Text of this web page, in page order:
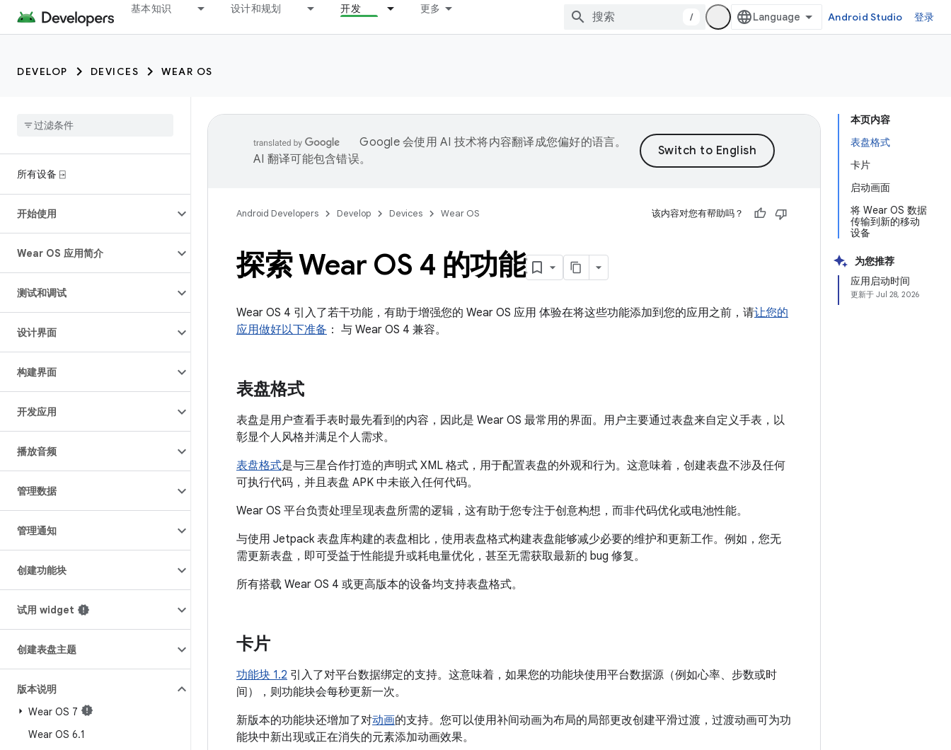
基本知识 设计和规划 开发 更多
/ Android Studio 登录
DEVELOP DEVICES WEAR OS
所有设备 ⍈
开始使用
Wear OS 应用简介
测试和调试
设计界面
构建界面
开发应用
播放音频
管理数据
管理通知
创建功能块
试用 widget
创建表盘主题
版本说明
Wear OS 7
Wear OS 6.1
本页内容
表盘格式
卡片
启动画面
将 Wear OS 数据
传输到新的移动
设备
为您推荐
应用启动时间
更新于 Jul 28, 2026
Google 会使用 AI 技术将内容翻译成您偏好的语言。
AI 翻译可能包含错误。
Android Developers Develop Devices Wear OS 该内容对您有帮助吗？
探索 Wear OS 4 的功能
Wear OS 4 引入了若干功能，有助于增强您的 Wear OS 应用 体验在将这些功能添加到您的应用之前，请让您的
应用做好以下准备 ： 与 Wear OS 4 兼容。
表盘格式
表盘是用户查看手表时最先看到的内容，因此是 Wear OS 最常用的界面。用户主要通过表盘来自定义手表，以
彰显个人风格并满足个人需求。
表盘格式是与三星合作打造的声明式 XML 格式，用于配置表盘的外观和行为。这意味着，创建表盘不涉及任何
可执行代码，并且表盘 APK 中未嵌入任何代码。
Wear OS 平台负责处理呈现表盘所需的逻辑，这有助于您专注于创意构想，而非代码优化或电池性能。
与使用 Jetpack 表盘库构建的表盘相比，使用表盘格式构建表盘能够减少必要的维护和更新工作。例如，您无
需更新表盘，即可受益于性能提升或耗电量优化，甚至无需获取最新的 bug 修复。
所有搭载 Wear OS 4 或更高版本的设备均支持表盘格式。
卡片
功能块 1.2 引入了对平台数据绑定的支持。这意味着，如果您的功能块使用平台数据源（例如心率、步数或时
间），则功能块会每秒更新一次。
新版本的功能块还增加了对动画的支持。您可以使用补间动画为布局的局部更改创建平滑过渡，过渡动画可为功
能块中新出现或正在消失的元素添加动画效果。